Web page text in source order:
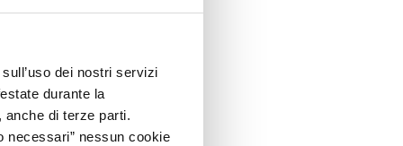
dei nostri servizi
durante la
anche di terze parti.
necessari” nessun cookie
e confezionamento
e CLP
Prodotti cosmetici
doganali e accise